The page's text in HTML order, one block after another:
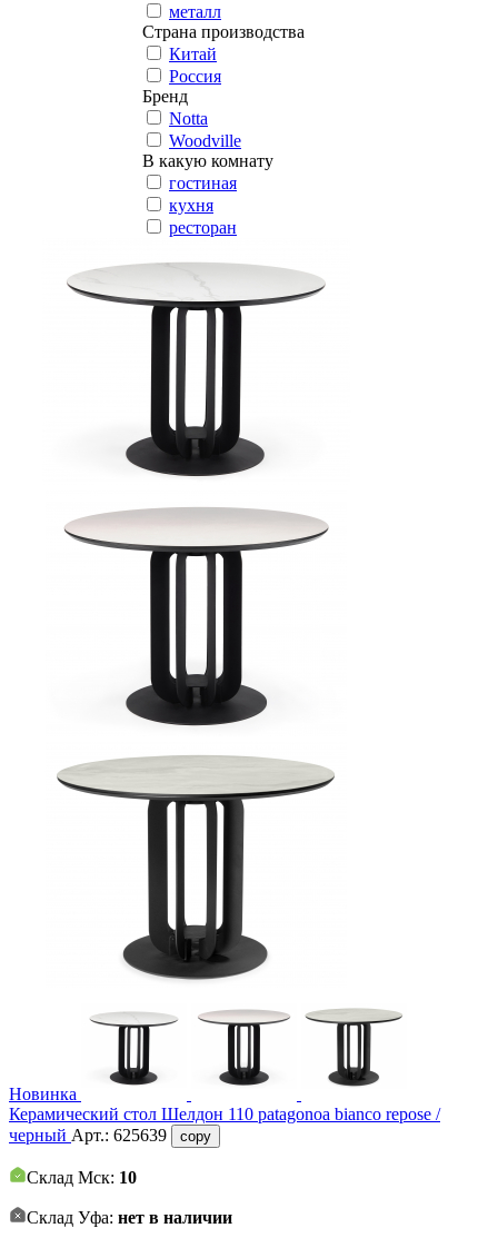
металл
Страна производства
Китай
Россия
Бренд
Notta
Woodville
В какую комнату
гостиная
кухня
ресторан
Новинка
Керамический стол Шелдон 110 patagonoa bianco repose /
черный Арт.: 625639 copy
Склад Мск: 10
Склад Уфа: нет в наличии